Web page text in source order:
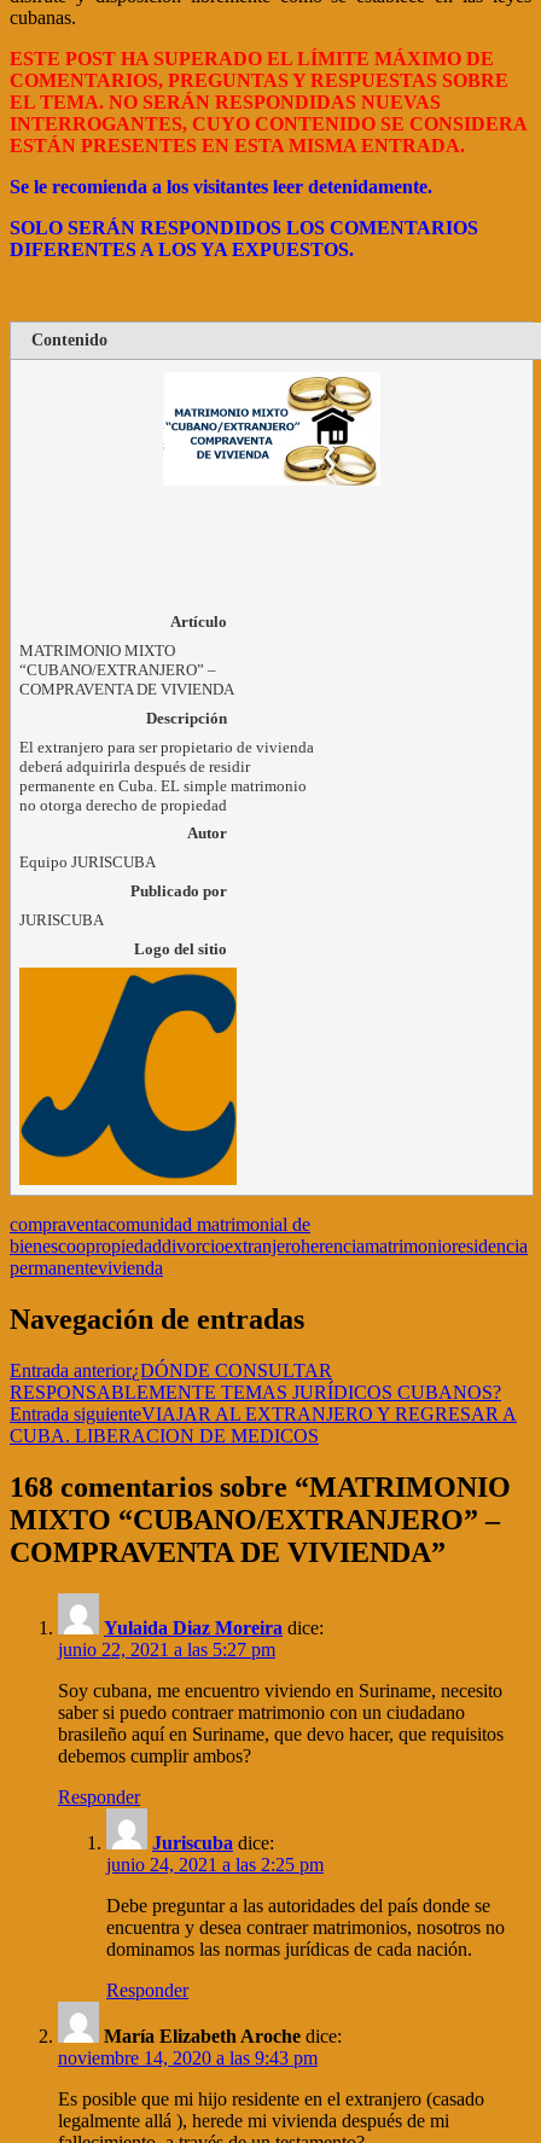
cubanas.
ESTE POST HA SUPERADO EL LÍMITE MÁXIMO DE
COMENTARIOS, PREGUNTAS Y RESPUESTAS SOBRE
EL TEMA. NO SERÁN RESPONDIDAS NUEVAS
INTERROGANTES, CUYO CONTENIDO SE CONSIDERA
ESTÁN PRESENTES EN ESTA MISMA ENTRADA.
Se le recomienda a los visitantes leer detenidamente.
SOLO SERÁN RESPONDIDOS LOS COMENTARIOS
DIFERENTES A LOS YA EXPUESTOS.
Contenido
Artículo
MATRIMONIO MIXTO
“CUBANO/EXTRANJERO” –
COMPRAVENTA DE VIVIENDA
Descripción
El extranjero para ser propietario de vivienda
deberá adquirirla después de residir
permanente en Cuba. EL simple matrimonio
no otorga derecho de propiedad
Autor
Equipo JURISCUBA
Publicado por
JURISCUBA
Logo del sitio
compraventacomunidad matrimonial de
bienescoopropiedaddivorcioextranjeroherenciamatrimonioresidencia
permanentevivienda
Navegación de entradas
Entrada anterior¿DÓNDE CONSULTAR
RESPONSABLEMENTE TEMAS JURÍDICOS CUBANOS?
Entrada siguienteVIAJAR AL EXTRANJERO Y REGRESAR A
CUBA. LIBERACION DE MEDICOS
168 comentarios sobre “MATRIMONIO
MIXTO “CUBANO/EXTRANJERO” –
COMPRAVENTA DE VIVIENDA”
Yulaida Diaz Moreira dice:
junio 22, 2021 a las 5:27 pm
Soy cubana, me encuentro viviendo en Suriname, necesito
saber si puedo contraer matrimonio con un ciudadano
brasileño aquí en Suriname, que devo hacer, que requisitos
debemos cumplir ambos?
Responder
Juriscuba dice:
junio 24, 2021 a las 2:25 pm
Debe preguntar a las autoridades del país donde se
encuentra y desea contraer matrimonios, nosotros no
dominamos las normas jurídicas de cada nación.
Responder
María Elizabeth Aroche dice:
noviembre 14, 2020 a las 9:43 pm
Es posible que mi hijo residente en el extranjero (casado
legalmente allá ), herede mi vivienda después de mi